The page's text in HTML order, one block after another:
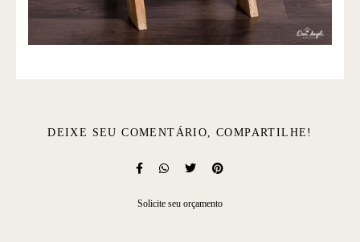
DEIXE SEU COMENTÁRIO, COMPARTILHE!
Solicite seu orçamento